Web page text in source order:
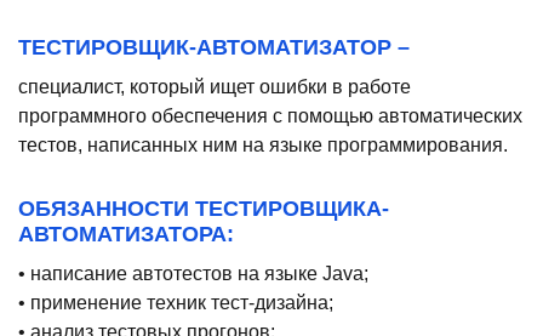
ТЕСТИРОВЩИК-АВТОМАТИЗАТОР –
специалист, который ищет ошибки в работе
программного обеспечения с помощью автоматических
тестов, написанных ним на языке программирования.
ОБЯЗАННОСТИ ТЕСТИРОВЩИКА-
АВТОМАТИЗАТОРА:
• написание автотестов на языке Java;
• применение техник тест-дизайна;